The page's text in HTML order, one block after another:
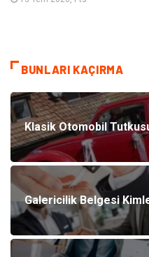
BUNLARI KAÇIRMA
Klasik Otomobil
Galericilik Belgesi